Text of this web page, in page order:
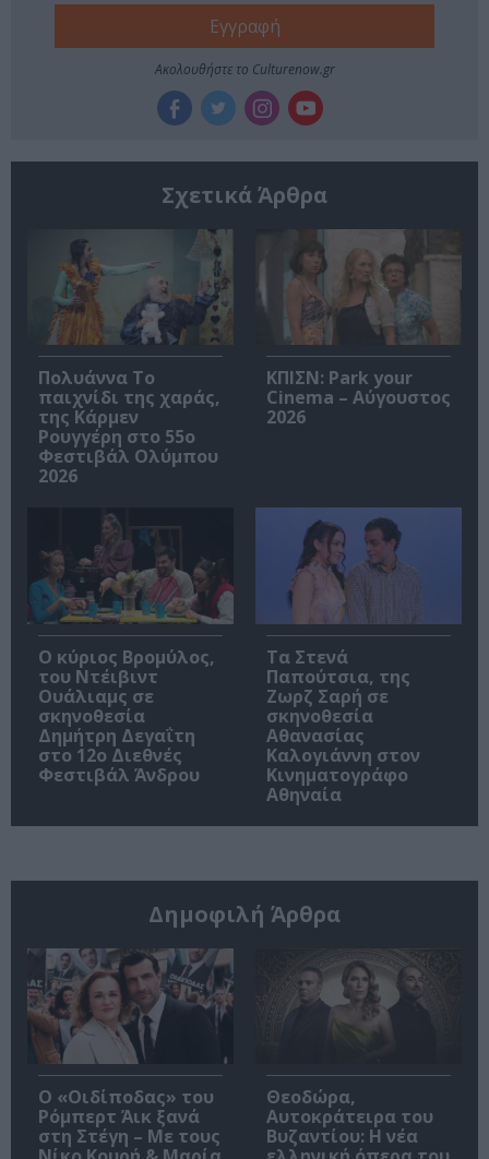
Ακολουθήστε το Culturenow.gr
Σχετικά Άρθρα
Πολυάννα Το
παιχνίδι της χαράς,
της Κάρμεν
Ρουγγέρη στο 55ο
Φεστιβάλ Ολύμπου
2026
ΚΠΙΣΝ: Park your
Cinema – Αύγουστος
2026
O κύριος Βρομύλος,
του Ντέιβιντ
Ουάλιαμς σε
σκηνοθεσία
Δημήτρη Δεγαΐτη
στο 12ο Διεθνές
Φεστιβάλ Άνδρου
Τα Στενά
Παπούτσια, της
Ζωρζ Σαρή σε
σκηνοθεσία
Αθανασίας
Καλογιάννη στον
Κινηματογράφο
Αθηναία
Δημοφιλή Άρθρα
O «Οιδίποδας» του
Ρόμπερτ Άικ ξανά
στη Στέγη – Με τους
Θεοδώρα,
Αυτοκράτειρα του
Βυζαντίου: Η νέα